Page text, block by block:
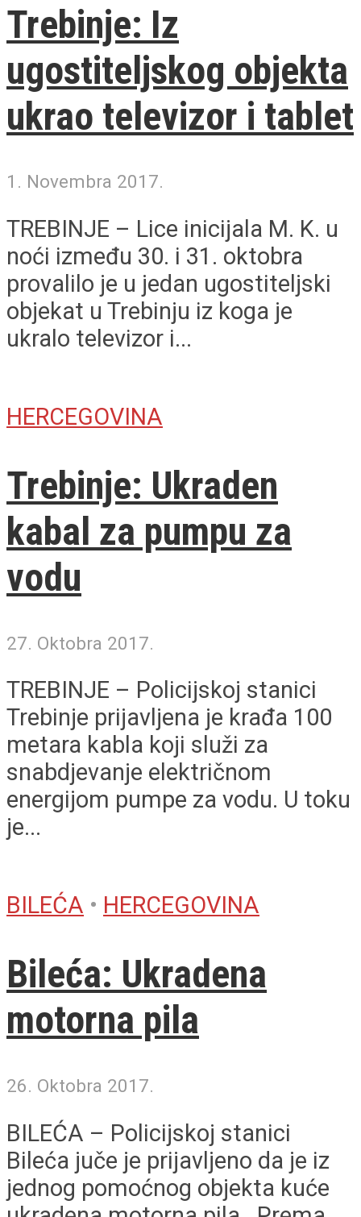
Trebinje: Iz
ugostiteljskog objekta
ukrao televizor i tablet
1. Novembra 2017.
TREBINJE – Lice inicijala M. K. u
noći između 30. i 31. oktobra
provalilo je u jedan ugostiteljski
objekat u Trebinju iz koga je
ukralo televizor i...
HERCEGOVINA
Trebinje: Ukraden
kabal za pumpu za
vodu
27. Oktobra 2017.
TREBINJE – Policijskoj stanici
Trebinje prijavljena je krađa 100
metara kabla koji služi za
snabdjevanje električnom
energijom pumpe za vodu. U toku
je...
BILEĆA • HERCEGOVINA
Bileća: Ukradena
motorna pila
26. Oktobra 2017.
BILEĆA – Policijskoj stanici
Bileća juče je prijavljeno da je iz
jednog pomoćnog objekta kuće